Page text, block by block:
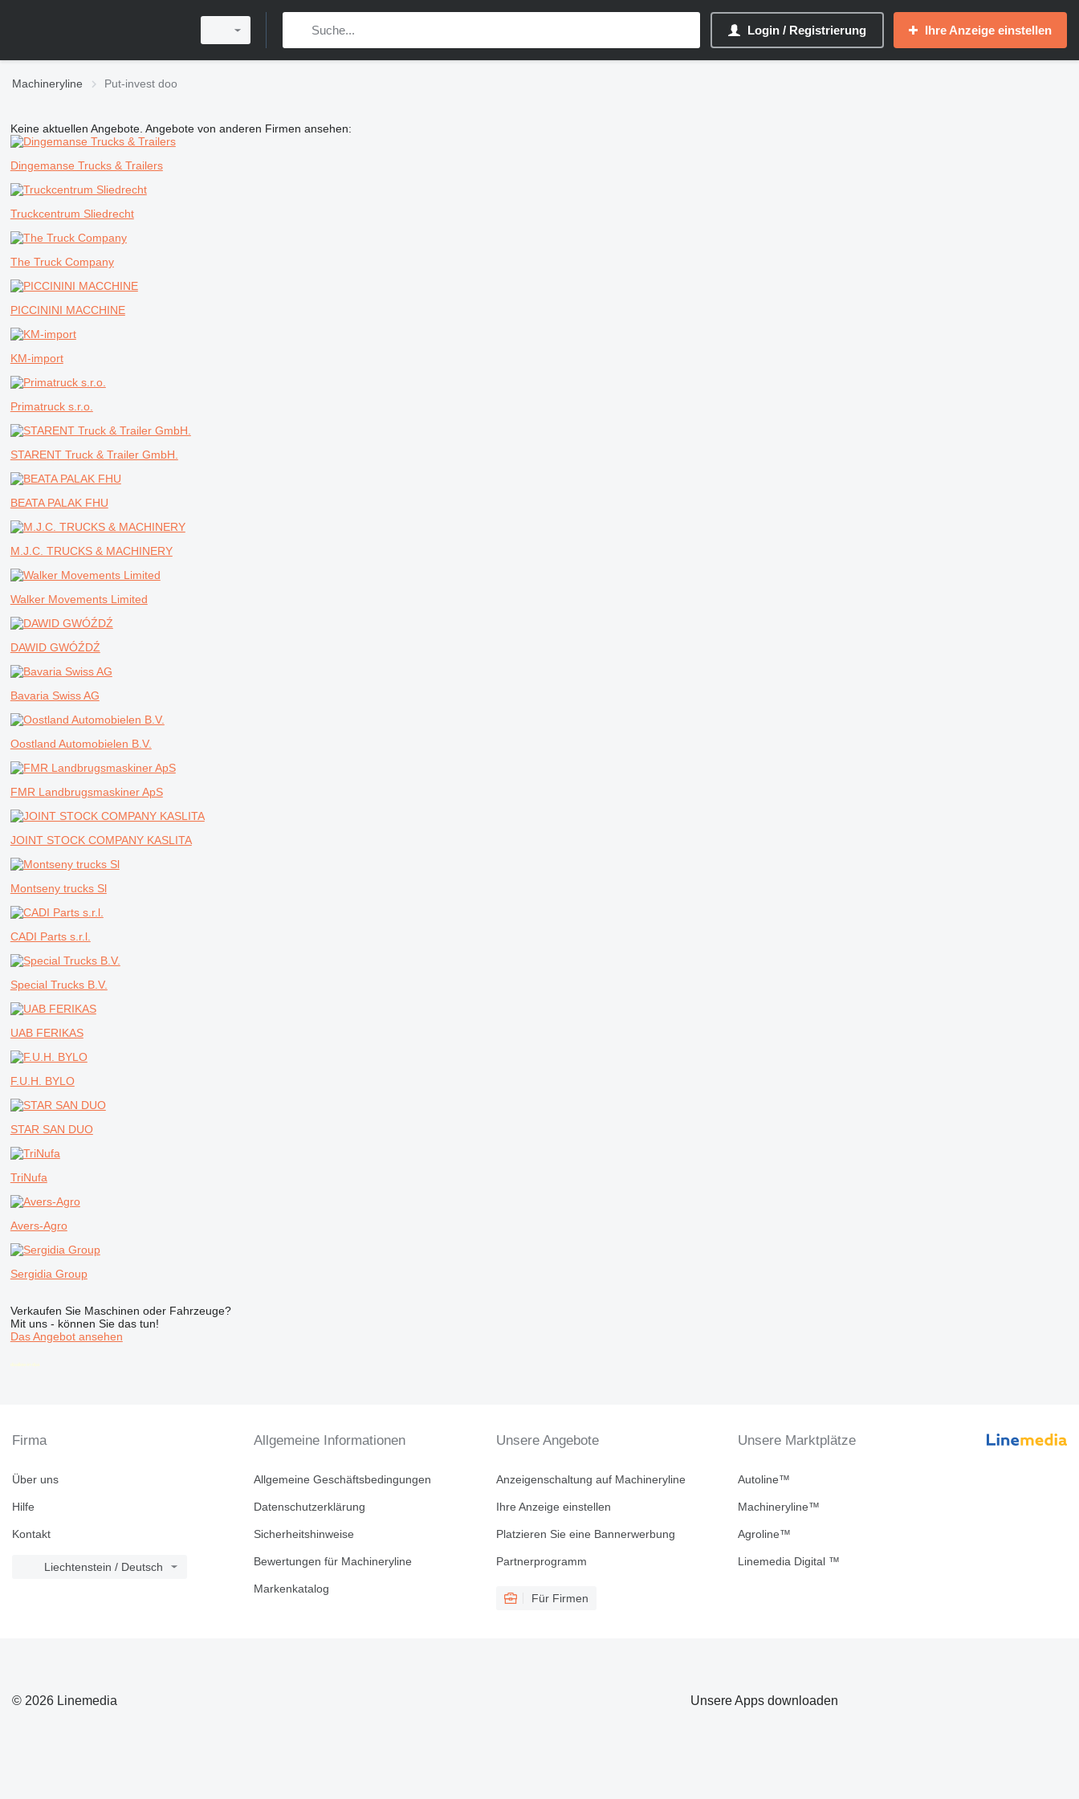
Login / Registrierung Ihre Anzeige einstellen
Machineryline Put-invest doo
Keine aktuellen Angebote. Angebote von anderen Firmen ansehen:
Dingemanse Trucks & Trailers
Truckcentrum Sliedrecht
The Truck Company
PICCININI MACCHINE
KM-import
Primatruck s.r.o.
STARENT Truck & Trailer GmbH.
BEATA PALAK FHU
M.J.C. TRUCKS & MACHINERY
Walker Movements Limited
DAWID GWÓŹDŹ
Bavaria Swiss AG
Oostland Automobielen B.V.
FMR Landbrugsmaskiner ApS
JOINT STOCK COMPANY KASLITA
Montseny trucks Sl
CADI Parts s.r.l.
Special Trucks B.V.
UAB FERIKAS
F.U.H. BYLO
STAR SAN DUO
TriNufa
Avers-Agro
Sergidia Group
Verkaufen Sie Maschinen oder Fahrzeuge?
Mit uns - können Sie das tun!
Das Angebot ansehen
disallow-in-dsa
Firma
Über uns
Hilfe
Kontakt
Liechtenstein / Deutsch
Allgemeine Informationen
Allgemeine Geschäftsbedingungen
Datenschutzerklärung
Sicherheitshinweise
Bewertungen für Machineryline
Markenkatalog
Unsere Angebote
Anzeigenschaltung auf Machineryline
Ihre Anzeige einstellen
Platzieren Sie eine Bannerwerbung
Partnerprogramm
Für Firmen
Unsere Marktplätze
Autoline™
Machineryline™
Agroline™
Linemedia Digital ™
© 2026 Linemedia Unsere Apps downloaden